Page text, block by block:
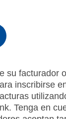
su facturador o
inscribirse
Tenga en